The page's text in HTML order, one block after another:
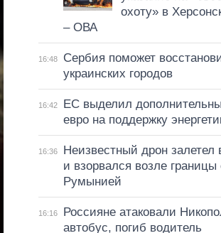
охоту» в
– ОВА
16:48
Сербия поможет
украинских городов
16:42
ЕС выделил
евро на поддержку
16:36
Неизвестный дрон залетел
и взорвался возле границы
Румынией
16:16
Россияне атаковали
автобус, погиб водитель